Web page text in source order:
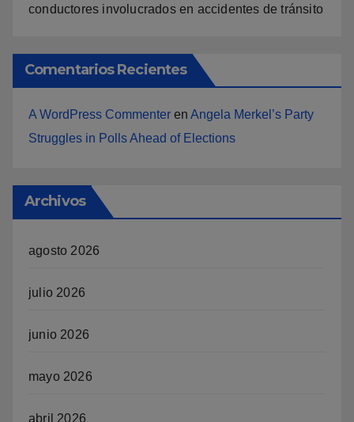
conductores involucrados en accidentes de tránsito
Comentarios Recientes
A WordPress Commenter en Angela Merkel’s Party
Struggles in Polls Ahead of Elections
Archivos
agosto 2026
julio 2026
junio 2026
mayo 2026
abril 2026